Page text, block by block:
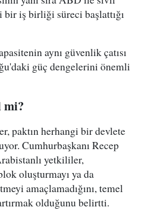
bir iş birliği süreci başlattığı
aynı güvenlik çatısı
güç dengelerini önemli
mi?
paktın herhangi bir devlete
Cumhurbaşkanı Recep
yetkililer,
oluşturmayı ya da
amaçlamadığını, temel
olduğunu belirtti.